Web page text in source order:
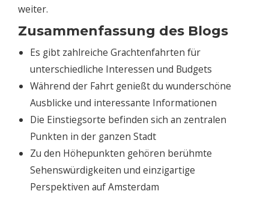
weiter.
Zusammenfassung des Blogs
Es gibt zahlreiche Grachtenfahrten für
unterschiedliche Interessen und Budgets
Während der Fahrt genießt du wunderschöne
Ausblicke und interessante Informationen
Die Einstiegsorte befinden sich an zentralen
Punkten in der ganzen Stadt
Zu den Höhepunkten gehören berühmte
Sehenswürdigkeiten und einzigartige
Perspektiven auf Amsterdam